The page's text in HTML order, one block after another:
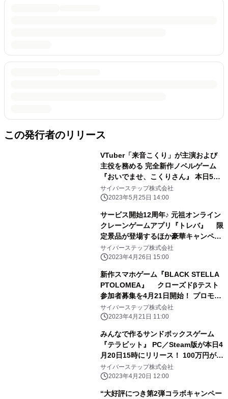
この発行者のリリース
VTuber「来音こくり」が主演および
主役を務める 完全新作ノベルゲーム
『おいでませ、こくりさん』 本日5月
25日(木)より販売開始！
サイバーステップ株式会社
2023年5月25日 14:00
サービス開始12周年♪ 元祖オンライン
クレーンゲームアプリ『トレバ』 限
定景品が登場するほか豪華キャンペー
ンを続々と開催！
サイバーステップ株式会社
2023年4月26日 15:00
新作スマホゲーム『BLACK STELLA
PTOLOMEA』 クローズドβテスト
参加者募集を4月21日開始！ プロモー
ションビデオ第1弾とキャッチコピー
も公開
サイバーステップ株式会社
2023年4月21日 11:00
みんなで作るサンドボックスゲーム
『テラビット』 PC／Steam版が本日4
月20日15時にリリース！ 100万円が参
加者全員に山分けされる豪華キャンペ
ーンを開催！
サイバーステップ株式会社
2023年4月20日 12:00
“大好評につき第2弾コラボキャンペー